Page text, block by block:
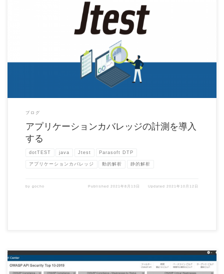
アプリケーションカバレッジ機能とは？ 手動や自動の画面操作、またはバッチ呼び出
ブログ
アプリケーションカバレッジの計測を導入
する
dotTEST java Jtest Parasoft DTP
アプリケーションカバレッジ 動的解析 静的解析
by gocho Published 2021年8月13日 Updated 2021年10月12日